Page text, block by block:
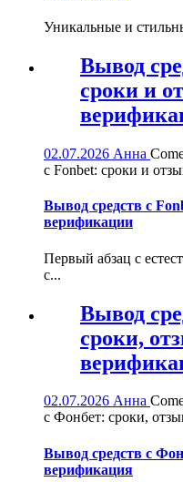
Уникальные и
Вывод
сроки и
02.07.2026 Анна
с Fonbet: сроки и
Вывод средств с
верификации
Первый абзац с
с...
Вывод
сроки,
02.07.2026 Анна
с Фонбет: сроки,
Вывод средств с
верификация